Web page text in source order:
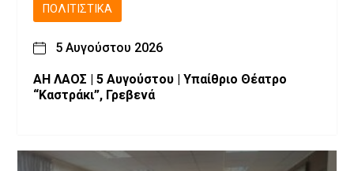
ΠΟΛΙΤΙΣΤΙΚΆ
5 Αυγούστου 2026
ΑΗ ΛΑΟΣ | 5 Αυγούστου | Υπαίθριο Θέατρο
“Καστράκι”, Γρεβενά